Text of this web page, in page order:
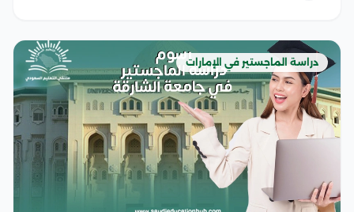
دراسة الماجستير في الإمارات